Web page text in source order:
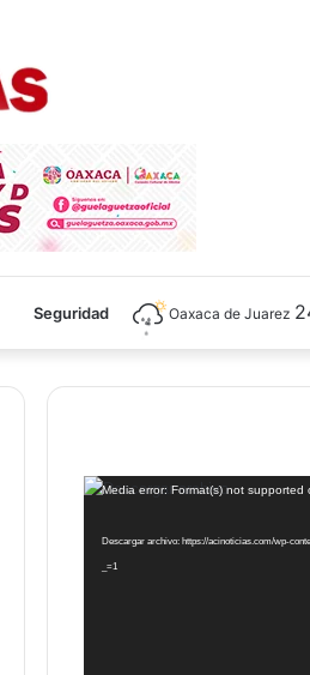
Seguridad Oaxaca de Juarez
Reproductor
vídeo
Media error: Format(s) not supported
Descargar archivo: https://acinoticias.com/wp-
_=1